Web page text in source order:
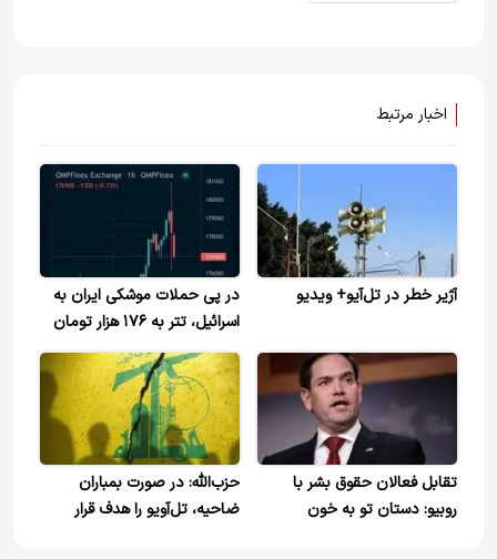
اخبار مرتبط
آژیر خطر در تل‌آیو+ ویدیو
در پی حملات موشکی ایران به
اسرائیل، تتر به ۱۷۶ هزار تومان
رسید!
تقابل فعالان حقوق بشر با
روبیو: دستان تو به خون
حزب‌الله: در صورت بمباران
ضاحیه، تل‌آویو را هدف قرار